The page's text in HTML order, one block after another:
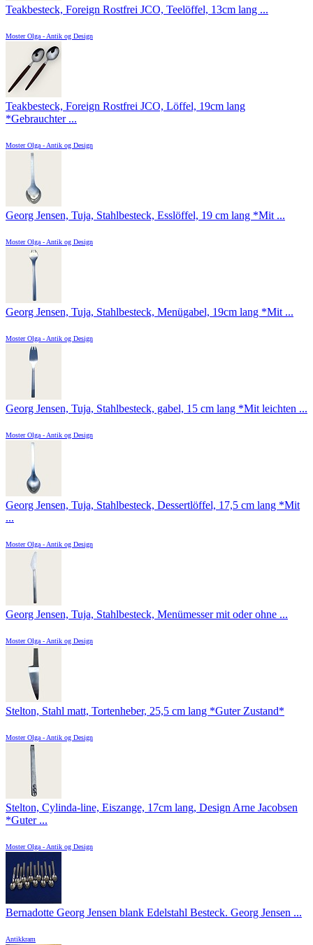
Teakbesteck, Foreign Rostfrei JCO, Teelöffel, 13cm lang ...
Moster Olga - Antik og Design
Teakbesteck, Foreign Rostfrei JCO, Löffel, 19cm lang
*Gebrauchter ...
Moster Olga - Antik og Design
Georg Jensen, Tuja, Stahlbesteck, Esslöffel, 19 cm lang *Mit ...
Moster Olga - Antik og Design
Georg Jensen, Tuja, Stahlbesteck, Menügabel, 19cm lang *Mit ...
Moster Olga - Antik og Design
Georg Jensen, Tuja, Stahlbesteck, gabel, 15 cm lang *Mit leichten ...
Moster Olga - Antik og Design
Georg Jensen, Tuja, Stahlbesteck, Dessertlöffel, 17,5 cm lang *Mit
...
Moster Olga - Antik og Design
Georg Jensen, Tuja, Stahlbesteck, Menümesser mit oder ohne ...
Moster Olga - Antik og Design
Stelton, Stahl matt, Tortenheber, 25,5 cm lang *Guter Zustand*
Moster Olga - Antik og Design
Stelton, Cylinda-line, Eiszange, 17cm lang, Design Arne Jacobsen
*Guter ...
Moster Olga - Antik og Design
Bernadotte Georg Jensen blank Edelstahl Besteck. Georg Jensen ...
Antikkram